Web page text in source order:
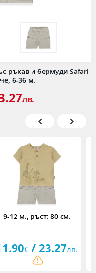
ръкав и бермуди Safari
6-36 м.
лв.
9-12 м., ръст: 80 см.
€ / 23.27лв.